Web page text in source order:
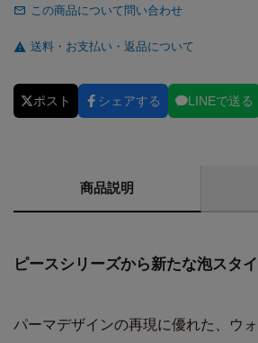
この商品について問い合わせ
送料・お支払い・返品について
ポスト シェアする LINEで送る
商品説明
ピースシリーズから新たな泡スタ
パーマデザインの再現に優れた、ウ